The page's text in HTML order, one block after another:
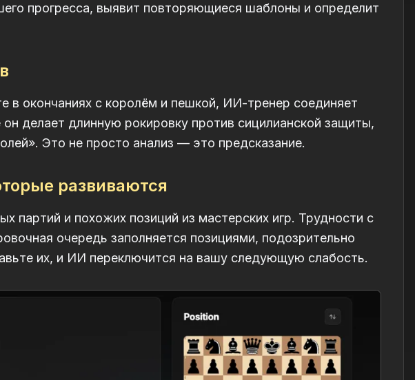
прогресса, выявит повторяющиеся шаблоны и определит
в окончаниях с королём и пешкой, ИИ-тренер соединяет
делает длинную рокировку против сицилианской защиты,
Это не просто анализ — это предсказание.
развиваются
партий и похожих позиций из мастерских игр. Трудности с
очередь заполняется позициями, подозрительно
их, и ИИ переключится на вашу следующую слабость.